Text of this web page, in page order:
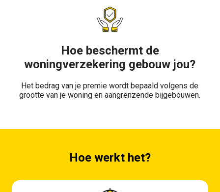
Hoe beschermt de
woningverzekering gebouw jou?
Het bedrag van je premie wordt bepaald volgens de
grootte van je woning en aangrenzende bijgebouwen.
Hoe werkt het?